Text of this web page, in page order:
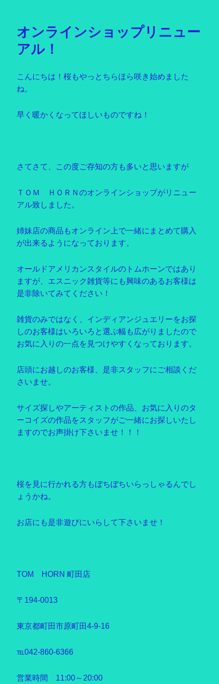
ー
オンラインショップリニュー
アル！
こんにちは！桜もやっとちらほら咲き始めました
ね。
早く暖かくなってほしいものですね！
さてさて、この度ご存知の方も多いと思いますが
ＴＯＭ ＨＯＲＮのオンラインショップがリニュー
アル致しました。
姉妹店の商品もオンライン上で一緒にまとめて購入
が出来るようになっております。
オールドアメリカンスタイルのトムホーンではあり
ますが、エスニック雑貨等にも興味のあるお客様は
是非除いてみてください！
雑貨のみではなく、インディアンジュエリーをお探
しのお客様はいろいろと選ぶ幅も広がりましたので
お気に入りの一点を見つけやすくなっております。
店頭にお越しのお客様、是非スタッフにご相談くだ
さいませ。
サイズ探しやアーティストの作品、お気に入りのタ
ーコイズの作品をスタッフがご一緒にお探しいたし
ますのでお声掛け下さいませ！！！
桜を見に行かれる方もぼちぼちいらっしゃるんでし
ょうかね。
お店にも是非遊びにいらして下さいませ！
TOM HORN 町田店
〒194-0013
東京都町田市原町田4-9-16
℡042-860-6366
営業時間 11:00～20:00